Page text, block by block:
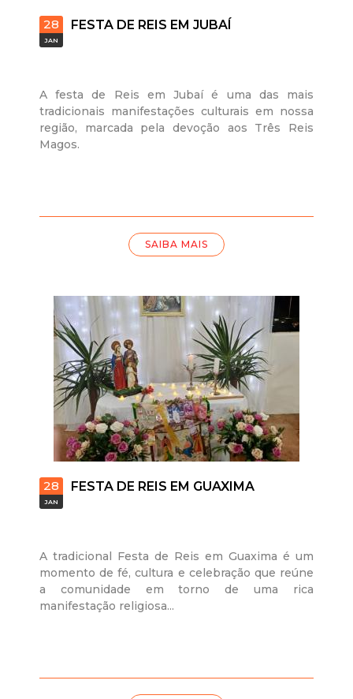
28
JAN
FESTA DE REIS EM JUBAÍ
A festa de Reis em Jubaí é uma das mais
tradicionais manifestações culturais em nossa
região, marcada pela devoção aos Três Reis
Magos.
SAIBA MAIS
28
JAN
FESTA DE REIS EM GUAXIMA
A tradicional Festa de Reis em Guaxima é um
momento de fé, cultura e celebração que reúne
a comunidade em torno de uma rica
manifestação religiosa...